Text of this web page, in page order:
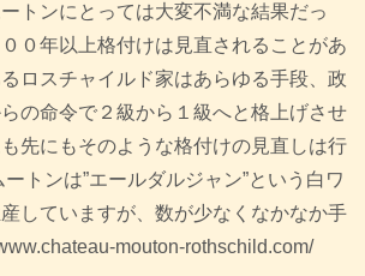
トンにとっては大変不満な結果だっ
０年以上格付けは見直されることがあ
ロスチャイルド家はあらゆる手段、政
の命令で２級から１級へと格上げさせ
先にもそのような格付けの見直しは行
トンは”エールダルジャン”という白ワ
していますが、数が少なくなかなか手
mouton-rothschild.com/